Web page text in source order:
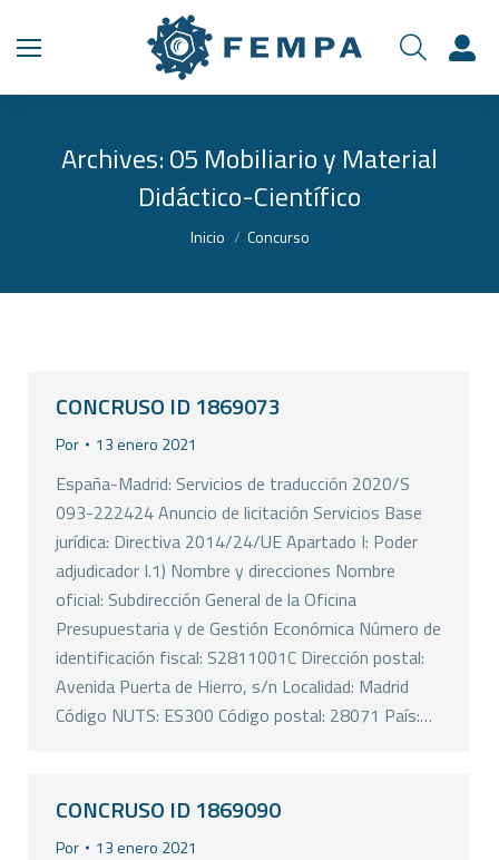
Archives:05 Mobiliario y Material
Didáctico-Científico
Estás aquí:
Inicio Concurso
CONCRUSO ID 1869073
Por 13 enero 2021
España-Madrid: Servicios de traducción 2020/S
093-222424 Anuncio de licitación Servicios Base
jurídica: Directiva 2014/24/UE Apartado I: Poder
adjudicador I.1) Nombre y direcciones Nombre
oficial: Subdirección General de la Oficina
Presupuestaria y de Gestión Económica Número de
identificación fiscal: S2811001C Dirección postal:
Avenida Puerta de Hierro, s/n Localidad: Madrid
Código NUTS: ES300 Código postal: 28071 País:…
CONCRUSO ID 1869090
Por 13 enero 2021